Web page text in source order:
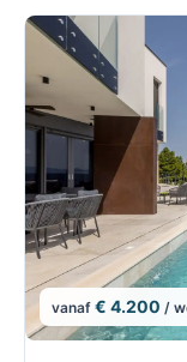
vanaf € 4.200 /